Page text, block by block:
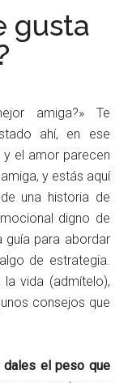
gusta
amiga?» Te
ahí, en ese
el amor parecen
y estás aquí
una historia de
digno de
guía para abordar
de estrategia.
vida (admítelo),
consejos que
dales el peso que